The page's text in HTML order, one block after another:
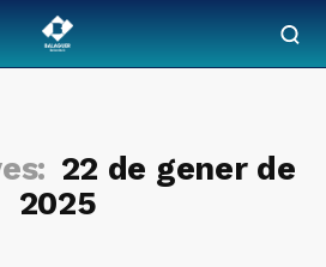
22 de gener de
2025